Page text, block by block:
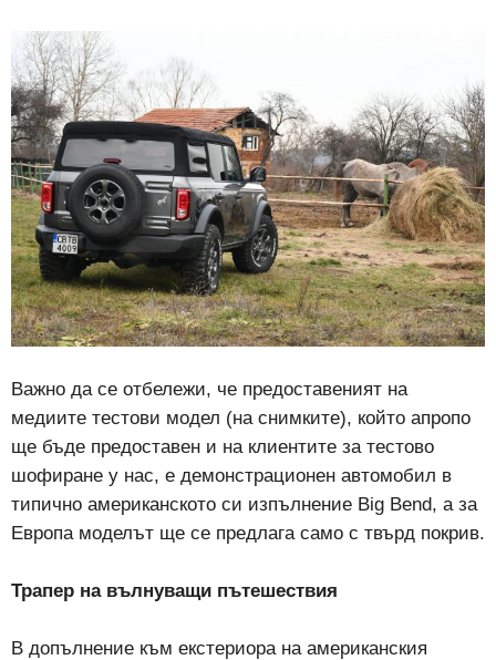
Важно да се отбележи, че предоставеният на
медиите тестови модел (на снимките), който апропо
ще бъде предоставен и на клиентите за тестово
шофиране у нас, е демонстрационен автомобил в
типично американското си изпълнение Big Bend, а за
Европа моделът ще се предлага само с твърд покрив.
Трапер на вълнуващи пътешествия
В допълнение към екстериора на американския